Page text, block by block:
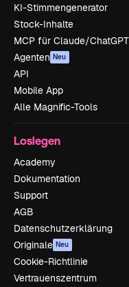
KI-Stimmengenerator
Stock-Inhalte
MCP für Claude/ChatGPT
Agenten Neu
API
Mobile App
Alle Magnific-Tools
Loslegen
Academy
Dokumentation
Support
AGB
Datenschutzerklärung
Originale Neu
Cookie-Richtlinie
Vertrauenszentrum